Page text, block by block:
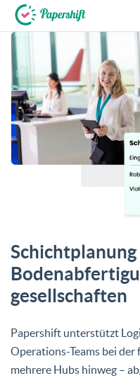
+49 721 50 95 79
gesellschaften
Papershift unterstützt
Operations-Teams bei
mehrere Hubs hinweg –